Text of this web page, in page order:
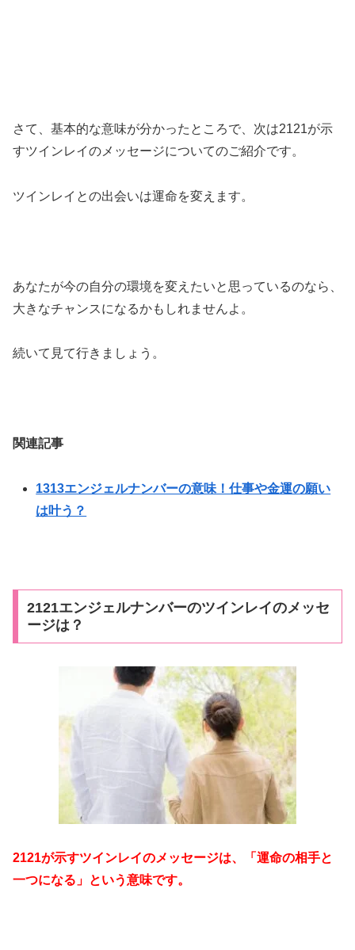
さて、基本的な意味が分かったところで、次は2121が示
すツインレイのメッセージについてのご紹介です。
ツインレイとの出会いは運命を変えます。
あなたが今の自分の環境を変えたいと思っているのなら、
大きなチャンスになるかもしれませんよ。
続いて見て行きましょう。
関連記事
1313エンジェルナンバーの意味！仕事や金運の願い
は叶う？
2121エンジェルナンバーのツインレイのメッセ
ージは？
2121が示すツインレイのメッセージは、「運命の相手と
一つになる」という意味です。